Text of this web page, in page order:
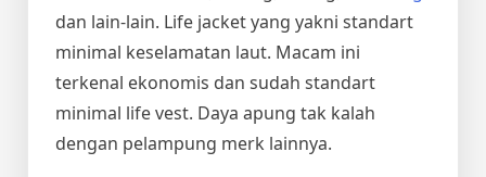
dan lain-lain. Life jacket yang yakni standart
minimal keselamatan laut. Macam ini
terkenal ekonomis dan sudah standart
minimal life vest. Daya apung tak kalah
dengan pelampung merk lainnya.